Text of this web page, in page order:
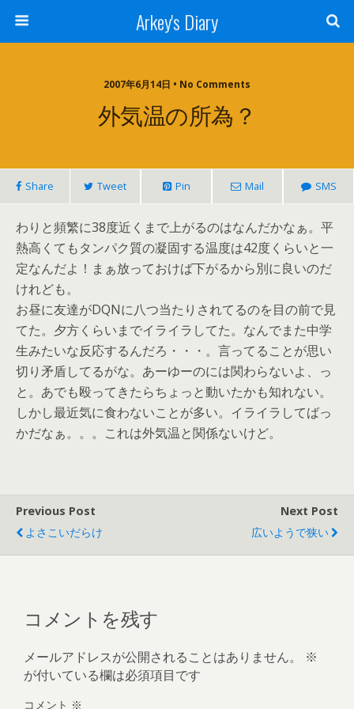
Arkey's Diary
2007年6月14日 • No Comments
外気温の所為？
Share Tweet Pin Mail SMS
わりと頻繁に38度近くまで上がるのはなんだかなぁ。平
熱高くてもタンパク質の凝固する温度は42度くらいと一
定なんだよ！まぁ放っておけば下がるから別に良いのだ
けれども。
お昼に友達がDQNに八つ当たりされてるのを目の前で見
てた。夕方くらいまでイライラしてた。なんでまた中学
生みたいな反応するんだろ・・・。言ってることが思い
切り矛盾してるがな。あーゆーのには関わらないよ、っ
と。あでも殴ってきたらちょっと動いたかも知れない。
しかし最近気に食わないことが多い。イライラしてばっ
かだなぁ。。。これは外気温と関係ないけど。
Previous Post
よさこいだらけ
Next Post
広いようで狭い
コメントを残す
メールアドレスが公開されることはありません。
※
が付いている欄は必須項目です
コメント ※